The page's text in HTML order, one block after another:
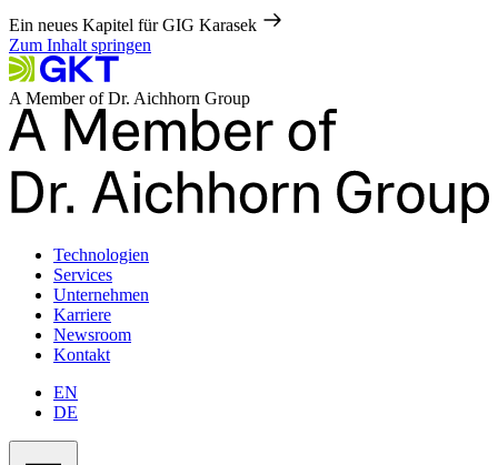
Ein neues Kapitel für GIG Karasek
Zum Inhalt springen
A Member of Dr. Aichhorn Group
Technologien
Services
Unternehmen
Karriere
Newsroom
Kontakt
EN
DE